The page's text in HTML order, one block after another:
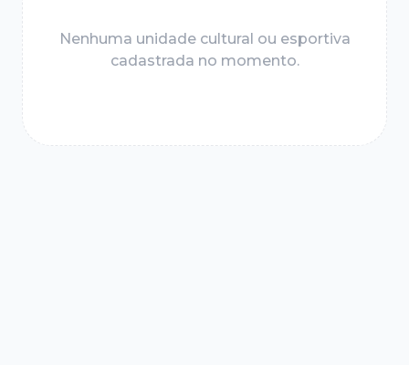
Nenhuma unidade cultural ou esportiva
cadastrada no momento.